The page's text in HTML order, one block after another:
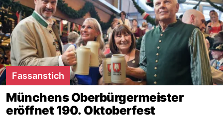
Fassanstich
Münchens Oberbürgermeister
eröffnet 190. Oktoberfest